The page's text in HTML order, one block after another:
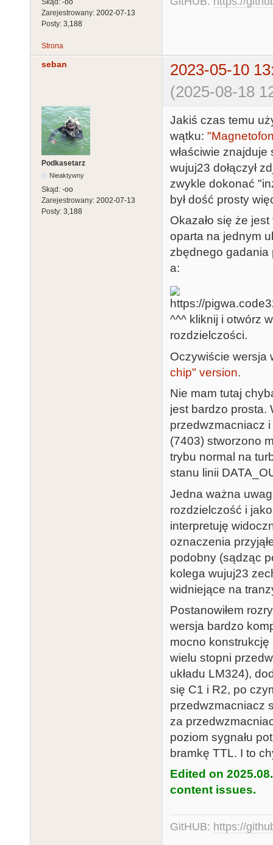
Skąd: -oo
Zarejestrowany: 2002-07-13
Posty: 3,188
Strona
seban
2023-05-10
(2025-08-18
Podkasetarz
Nieaktywny
Skąd: -oo
Zarejestrowany: 2002-07-13
Posty: 3,188
Jakiś czas temu
wątku:
właściwie
wujuj23 dołączył
zwykle dokonać
był dość prosty
Okazało się że
oparta na jednym
zbędnego gadania
a:
^^^ kliknij i otwórz
rozdzielczości.
Oczywiście wersja
chip" version.
Nie mam tutaj
jest bardzo prosta.
przedwzmacniacz
(7403) stworzono
trybu normal na
stanu linii
Jedna ważna
rozdzielczość i
interpretuję
oznaczenia
podobny (sądząc
kolega wujuj23
widniejące na
Postanowiłem
wersja bardzo
mocno
wielu stopni
układu LM324),
się C1 i R2, po
przedwzmacniacz
za
poziom sygnału
bramkę TTL. I to
Edited on
content issues.
GitHUB: https://